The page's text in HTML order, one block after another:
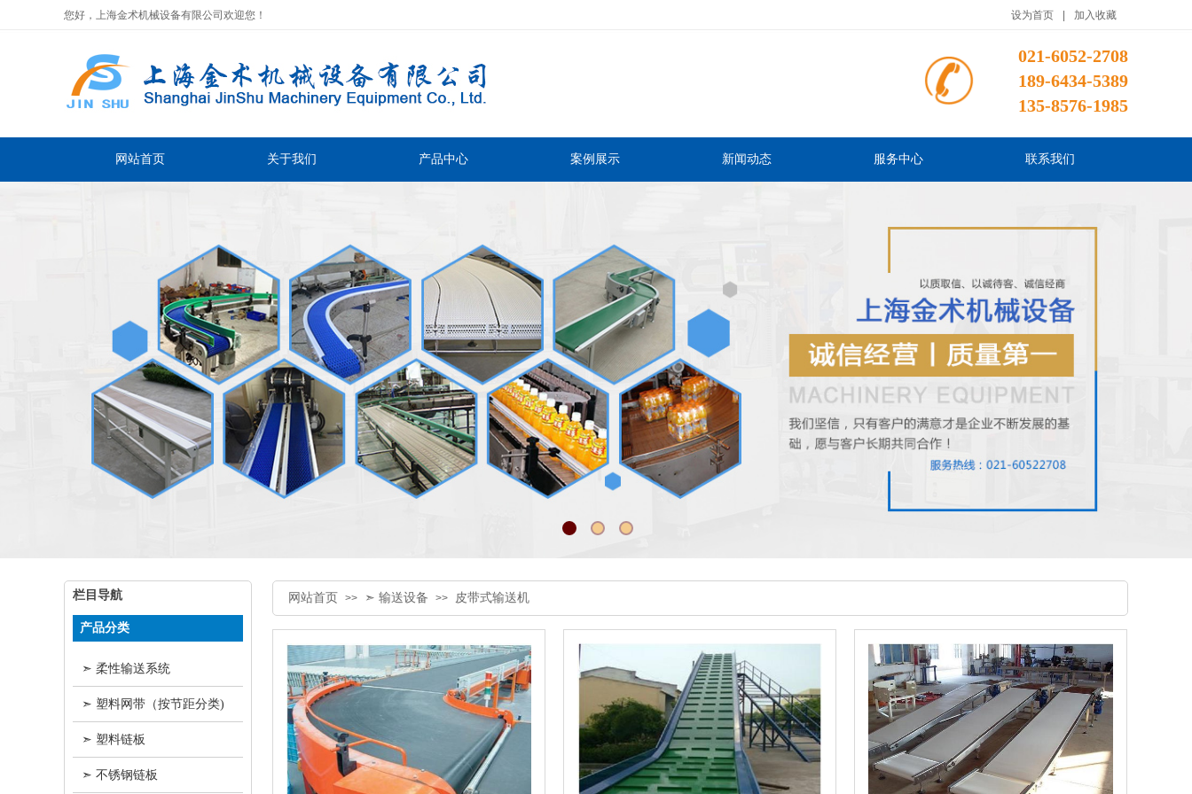
您好，上海金术机械设备有限公司欢迎您！ 设为首页 加入收藏
021-6052-2708
189-6434-5389
135-8576-1985
网站首页 关于我们 产品中心 案例展示 新闻动态 服务中心 联系我们
栏目导航
➣ 柔性输送系统
➣ 塑料网带（按节距分类)
➣ 塑料链板
➣ 不锈钢链板
产品分类
网站首页 >> ➣ 输送设备 >> 皮带式输送机